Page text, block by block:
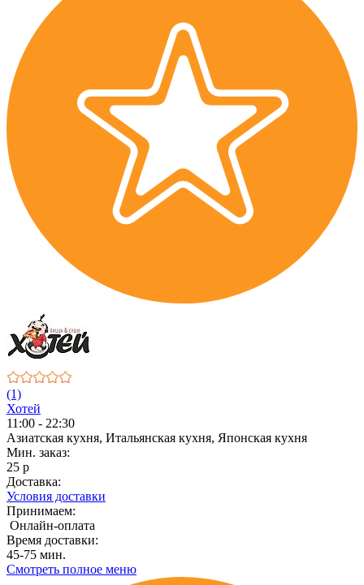
(1)
Хотей
11:00 - 22:30
Азиатская кухня, Итальянская кухня, Японская кухня
Мин. заказ:
25 р
Доставка:
Условия доставки
Принимаем:
Онлайн-оплата
Время доставки:
45-75 мин.
Смотреть полное меню